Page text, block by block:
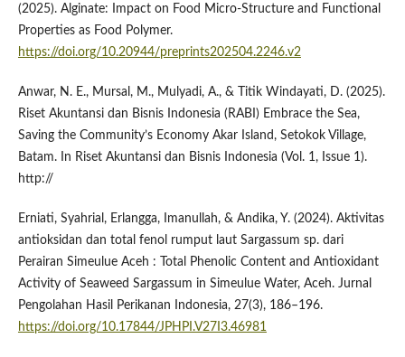
(2025). Alginate: Impact on Food Micro-Structure and Functional
Properties as Food Polymer.
https://doi.org/10.20944/preprints202504.2246.v2
Anwar, N. E., Mursal, M., Mulyadi, A., & Titik Windayati, D. (2025).
Riset Akuntansi dan Bisnis Indonesia (RABI) Embrace the Sea,
Saving the Community’s Economy Akar Island, Setokok Village,
Batam. In Riset Akuntansi dan Bisnis Indonesia (Vol. 1, Issue 1).
http://
Erniati, Syahrial, Erlangga, Imanullah, & Andika, Y. (2024). Aktivitas
antioksidan dan total fenol rumput laut Sargassum sp. dari
Perairan Simeulue Aceh : Total Phenolic Content and Antioxidant
Activity of Seaweed Sargassum in Simeulue Water, Aceh. Jurnal
Pengolahan Hasil Perikanan Indonesia, 27(3), 186–196.
https://doi.org/10.17844/JPHPI.V27I3.46981